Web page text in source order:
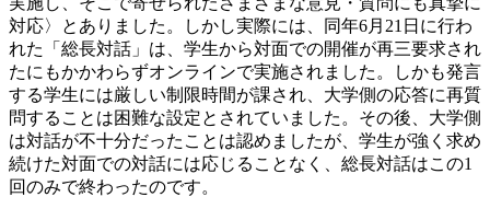
対応〉とありました。しかし実際には、同年6月21日に行わ
れた「総長対話」は、学生から対面での開催が再三要求され
たにもかかわらずオンラインで実施されました。しかも発言
する学生には厳しい制限時間が課され、大学側の応答に再質
問することは困難な設定とされていました。その後、大学側
は対話が不十分だったことは認めましたが、学生が強く求め
続けた対面での対話には応じることなく、総長対話はこの1
回のみで終わったのです。